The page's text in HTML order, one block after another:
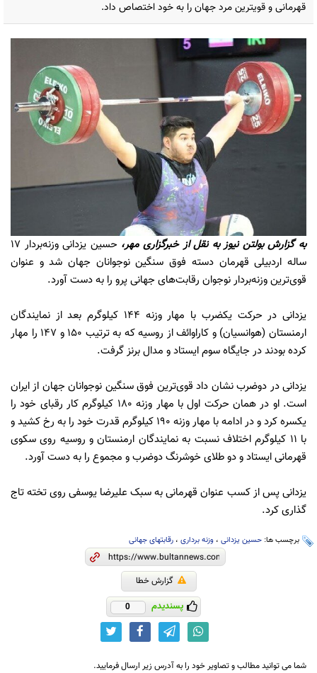
قهرمانی و قویترین مرد جهان را به خود اختصاص داد.
به گزارشبولتن نیوزبه نقل ازخبرگزاری مهر،
حسین یزدانی وزنه‌بردار ۱۷
ساله اردبیلی قهرمان دسته فوق سنگین نوجوانان جهان شد و عنوان
قوی‌ترین وزنه‌بردار نوجوان رقابت‌های جهانی پرو را به دست آورد.
یزدانی در حرکت یکضرب با مهار وزنه ۱۴۴ کیلوگرم بعد از نمایندگان
ارمنستان (هوانسیان) و کاراوائف از روسیه که به ترتیب ۱۵۰ و ۱۴۷ را مهار
کرده بودند در جایگاه سوم ایستاد و مدال برنز گرفت.
یزدانی در دوضرب نشان داد قوی‌ترین فوق سنگین نوجوانان جهان از ایران
است. او در همان حرکت اول با مهار وزنه ۱۸۰ کیلوگرم کار رقبای خود را
یکسره کرد و در ادامه با مهار وزنه ۱۹۰ کیلوگرم قدرت خود را به رخ کشید و
با ۱۱ کیلوگرم اختلاف نسبت به نمایندگان ارمنستان و روسیه روی سکوی
قهرمانی ایستاد و دو طلای خوشرنگ دوضرب و مجموع را به دست آورد.
یزدانی پس از کسب عنوان قهرمانی به سبک علیرضا یوسفی روی تخته تاج
گذاری کرد.
برچسب ها: حسین یزدانی ، وزنه برداری ، رقابتهای جهانی
گزارش خطا
پسندیدم 0
شما می توانید مطالب و تصاویر خود را به آدرس زیر ارسال فرمایید.